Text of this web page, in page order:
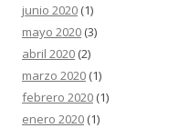
junio 2020 (1)
mayo 2020 (3)
abril 2020 (2)
marzo 2020 (1)
febrero 2020 (1)
enero 2020 (1)